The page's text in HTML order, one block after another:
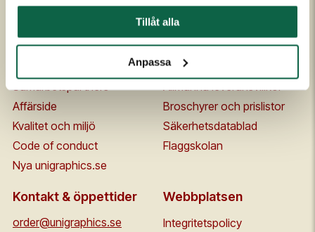
Tillåt alla
Anpassa
Om oss
Medarbetare
Samarbetspartners
Affärside
Kvalitet och miljö
Code of conduct
Nya unigraphics.se
Kontakta oss
FAQ
Om UniScore
Köpvillkor
Allmänna leveransvillkor
Broschyrer och prislistor
Säkerhetsdatablad
Flaggskolan
Kontakt & öppettider
order@unigraphics.se
Webbplatsen
Integritetspolicy